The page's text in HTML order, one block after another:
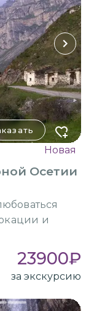
Новая
Осетии
и
23900₽
за экскурсию